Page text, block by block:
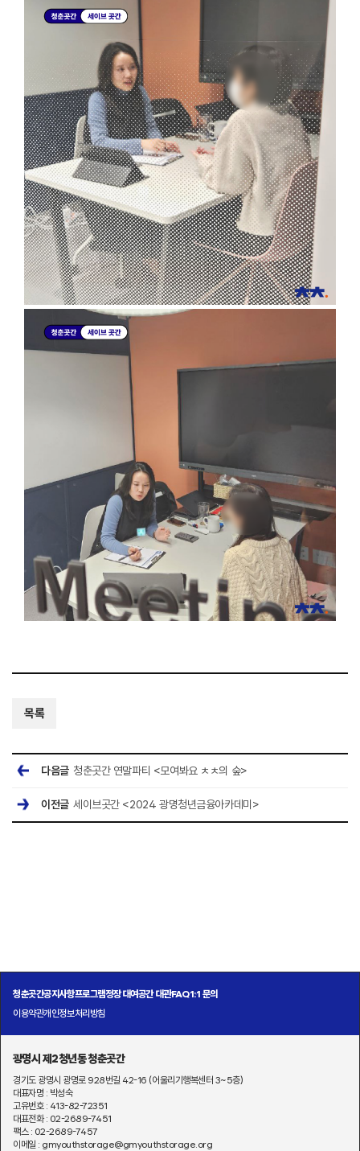
목록
다음글 청춘곳간 연말파티 <모여봐요 ㅊㅊ의 숲>
이전글 세이브곳간 <2024 광명청년금융아카데미>
청춘곳간공지사항프로그램정장 대여공간 대관FAQ1:1 문의
이용약관개인정보처리방침
광명시 제2청년동 청춘곳간
경기도 광명시 광명로 928번길 42-16 (어울리기행복센터 3~5층)
대표자명 : 박성숙
고유번호 : 413-82-72351
대표전화 : 02-2689-7451
팩스 : 02-2689-7457
이메일 : gmyouthstorage@gmyouthstorage.org